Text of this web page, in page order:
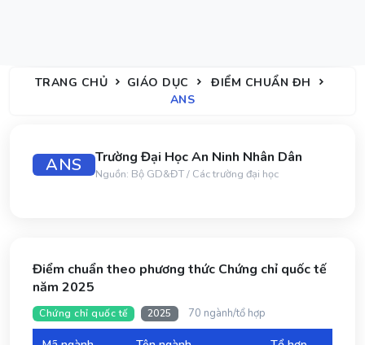
TRANG CHỦ GIÁO DỤC
ĐIỂM CHUẨN ĐH
ANS
ANS Trường Đại Học An Ninh Nhân Dân
Nguồn: Bộ GD&ĐT / Các trường đại học
Điểm chuẩn theo phương thức Chứng chỉ quốc tế
năm 2025
Chứng chỉ quốc tế 2025 70 ngành/tổ hợp